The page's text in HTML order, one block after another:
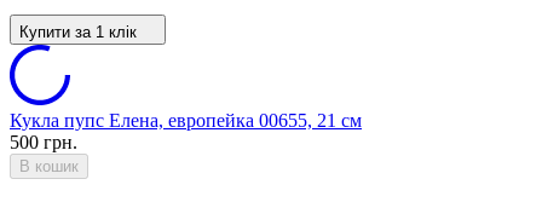
Купити за 1 клiк
Кукла пупс Елена, европейка 00655, 21 см
500 грн.
В кошик